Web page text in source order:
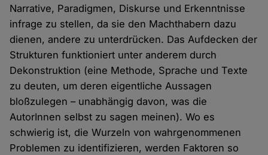
Narrative, Paradigmen, Diskurse und Erkenntnisse
infrage zu stellen, da sie den Machthabern dazu
dienen, andere zu unterdrücken. Das Aufdecken der
Strukturen funktioniert unter anderem durch
Dekonstruktion (eine Methode, Sprache und Texte
zu deuten, um deren eigentliche Aussagen
bloßzulegen – unabhängig davon, was die
AutorInnen selbst zu sagen meinen). Wo es
schwierig ist, die Wurzeln von wahrgenommenen
Problemen zu identifizieren, werden Faktoren so